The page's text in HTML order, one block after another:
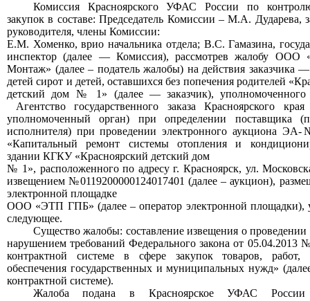
Комиссия Красноярского УФАС России по
закупок в составе: Председатель Комиссии – М.А. Дударева,
руководителя, члены Комиссии:
Е.М. Хоменко,врионачальника отдела; В.С. Гамазина,
инспектор (далее — Комиссия), рассмотрев жалобу ООО
Монтаж» (далее – податель жалобы) на действия заказчика
детей сирот и детей, оставшихся без попечения родителей
детский дом № 1» (далее — заказчик),
Агентство государственного заказа Красноярского
уполномоченный орган) при определении поставщика
исполнителя) при проведении электронного аукциона ЭА-
«Капитальный ремонт системы отопления и
здании КГКУ «Красноярский детский дом
№ 1», расположенного по адресу г. Красноярск, ул.
извещением №0119200000124017401 (далее –аукцион),
электронной площадке
ООО «ЭТП ГПБ» (далее –оператор электронной площадки),
следующее.
Существо жалобы: составление извещения о проведении
нарушением требований Федерального закона от
контрактной системе в сфере закупок товаров, работ,
обеспечения государственных и муниципальных нужд»
контрактной системе).
Жалоба подана в Красноярское УФАС